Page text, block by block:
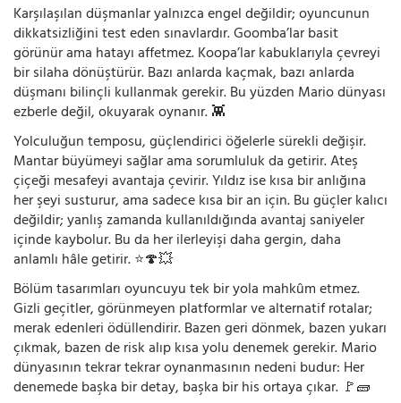
Karşılaşılan düşmanlar yalnızca engel değildir; oyuncunun
dikkatsizliğini test eden sınavlardır. Goomba’lar basit
görünür ama hatayı affetmez. Koopa’lar kabuklarıyla çevreyi
bir silaha dönüştürür. Bazı anlarda kaçmak, bazı anlarda
düşmanı bilinçli kullanmak gerekir. Bu yüzden Mario dünyası
ezberle değil, okuyarak oynanır. 👾
Yolculuğun temposu, güçlendirici öğelerle sürekli değişir.
Mantar büyümeyi sağlar ama sorumluluk da getirir. Ateş
çiçeği mesafeyi avantaja çevirir. Yıldız ise kısa bir anlığına
her şeyi susturur, ama sadece kısa bir an için. Bu güçler kalıcı
değildir; yanlış zamanda kullanıldığında avantaj saniyeler
içinde kaybolur. Bu da her ilerleyişi daha gergin, daha
anlamlı hâle getirir. ⭐🍄💥
Bölüm tasarımları oyuncuyu tek bir yola mahkûm etmez.
Gizli geçitler, görünmeyen platformlar ve alternatif rotalar;
merak edenleri ödüllendirir. Bazen geri dönmek, bazen yukarı
çıkmak, bazen de risk alıp kısa yolu denemek gerekir. Mario
dünyasının tekrar tekrar oynanmasının nedeni budur: Her
denemede başka bir detay, başka bir his ortaya çıkar. 🚩🧱